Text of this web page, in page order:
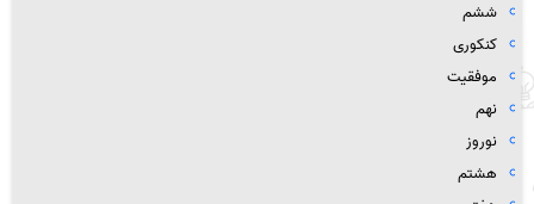
ششم
کنکوری
موفقیت
نهم
نوروز
هشتم